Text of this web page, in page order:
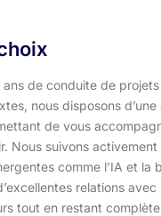
ans de conduite de
nous disposons
de vous
Nous suivons activement
comme l’IA et la
relations avec
tout en restant